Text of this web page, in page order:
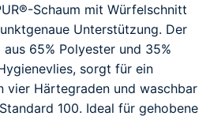
Schaum mit Würfelschnitt
Unterstützung. Der
65% Polyester und 35%
sorgt für ein
vier Härtegraden und waschbar
100. Ideal für gehobene